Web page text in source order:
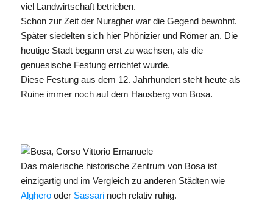
viel Landwirtschaft betrieben.
Schon zur Zeit der Nuragher war die Gegend bewohnt.
Später siedelten sich hier Phönizier und Römer an. Die
heutige Stadt begann erst zu wachsen, als die
genuesische Festung errichtet wurde.
Diese Festung aus dem 12. Jahrhundert steht heute als
Ruine immer noch auf dem Hausberg von Bosa.
Das malerische historische Zentrum von Bosa ist
einzigartig und im Vergleich zu anderen Städten wie
Algherooder Sassarinoch relativ ruhig.